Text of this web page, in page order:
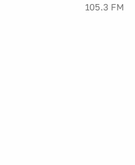
105.3 FM